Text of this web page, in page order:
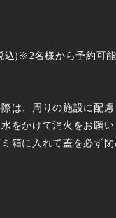
込)※2名様から予約可能
際は、周りの施設に配
をかけて消火をお願い
ミ箱に入れて蓋を必ず